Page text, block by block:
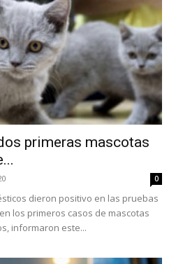
primeras mascotas
0
dieron positivo en las pruebas
los primeros casos de mascotas
informaron este...